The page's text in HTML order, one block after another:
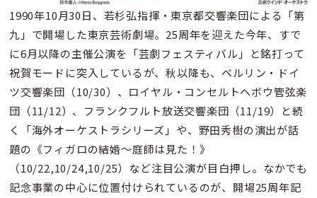
1990年10月30日、若杉弘指揮・東京都交響楽団による「第
九」で開場した東京芸術劇場。25周年を迎えた今年、すで
に6月以降の主催公演を「芸劇フェスティバル」と銘打って
祝賀モードに突入しているが、秋以降も、ベルリン・ドイ
ツ交響楽団（10/30）、ロイヤル・コンセルトヘボウ管弦楽
団（11/12）、フランクフルト放送交響楽団（11/19）と続
く「海外オーケストラシリーズ」や、野田秀樹の演出が話
題の《フィガロの結婚〜庭師は見た！》
（10/22,10/24,10/25）など注目公演が目白押し。なかでも
記念事業の中心に位置付けられているのが、開場25周年記